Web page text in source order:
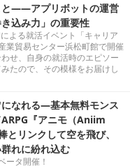
と――アプリボットの運営
込み力」の重要性
よる就活イベント「キャリア
業貿易センター浜松町館で開催
せ、自身の就活時のエピソー
たので、その模様をお届けし
なれる―基本無料モンス
『アニモ（Aniim
リンクして空を飛び、
れに紛れ込む
ータ開催！